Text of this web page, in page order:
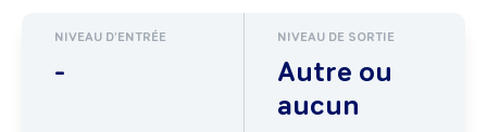
NIVEAU D'ENTRÉE
-
NIVEAU DE SORTIE
Autre ou
aucun